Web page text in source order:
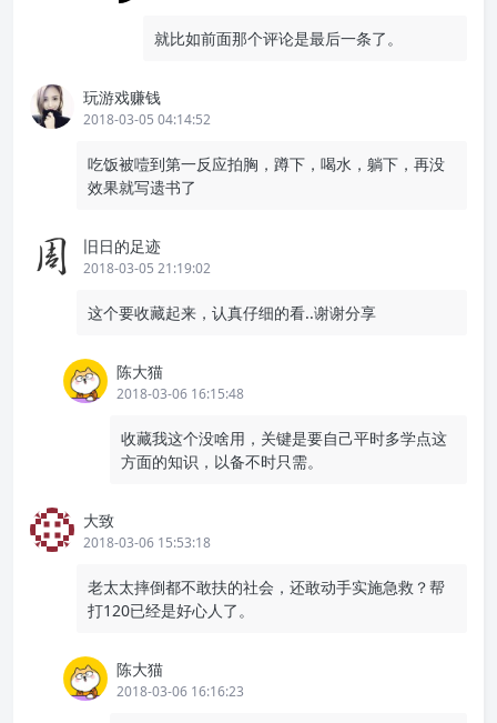
就比如前面那个评论是最后一条了。
玩游戏赚钱
2018-03-05 04:14:52
吃饭被噎到第一反应拍胸，蹲下，喝水，躺下，再没
效果就写遗书了
旧日的足迹
2018-03-05 21:19:02
这个要收藏起来，认真仔细的看..谢谢分享
陈大猫
2018-03-06 16:15:48
收藏我这个没啥用，关键是要自己平时多学点这
方面的知识，以备不时只需。
大致
2018-03-06 15:53:18
老太太摔倒都不敢扶的社会，还敢动手实施急救？帮
打120已经是好心人了。
陈大猫
2018-03-06 16:16:23